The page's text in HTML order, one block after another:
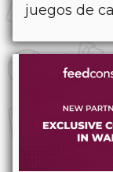
juegos de